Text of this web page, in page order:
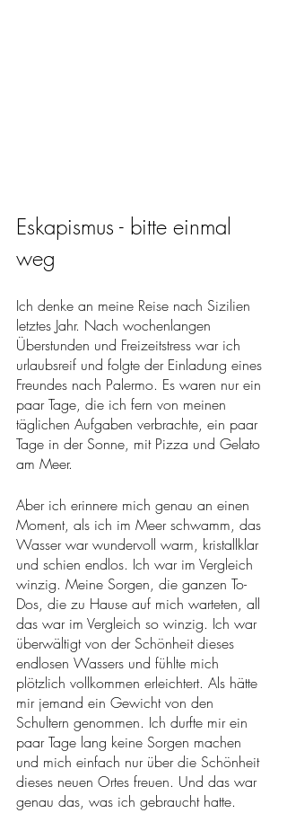
Eskapismus - bitte einmal
weg
Ich denke an meine Reise nach Sizilien
letztes Jahr. Nach wochenlangen
Überstunden und Freizeitstress war ich
urlaubsreif und folgte der Einladung eines
Freundes nach Palermo. Es waren nur ein
paar Tage, die ich fern von meinen
täglichen Aufgaben verbrachte, ein paar
Tage in der Sonne, mit Pizza und Gelato
am Meer.
Aber ich erinnere mich genau an einen
Moment, als ich im Meer schwamm, das
Wasser war wundervoll warm, kristallklar
und schien endlos. Ich war im Vergleich
winzig. Meine Sorgen, die ganzen To-
Dos, die zu Hause auf mich warteten, all
das war im Vergleich so winzig. Ich war
überwältigt von der Schönheit dieses
endlosen Wassers und fühlte mich
plötzlich vollkommen erleichtert. Als hätte
mir jemand ein Gewicht von den
Schultern genommen. Ich durfte mir ein
paar Tage lang keine Sorgen machen
und mich einfach nur über die Schönheit
dieses neuen Ortes freuen. Und das war
genau das, was ich gebraucht hatte.